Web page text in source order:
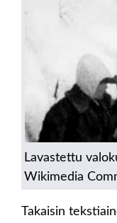
Lavastettu
Wikimedia
Takaisin